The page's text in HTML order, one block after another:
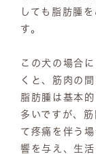
しても脂肪腫
す。
この犬の場合
くと、筋肉の
脂肪腫は基本
多いですが、
て疼痛を伴う
響を与え、生